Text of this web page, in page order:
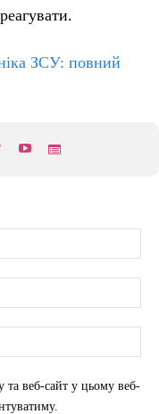
ЗСУ: повний
та веб-сайт у цьому веб-